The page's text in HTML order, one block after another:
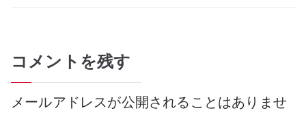
稿
ナ
コメントを残す
メールアドレスが公開されることはありませ